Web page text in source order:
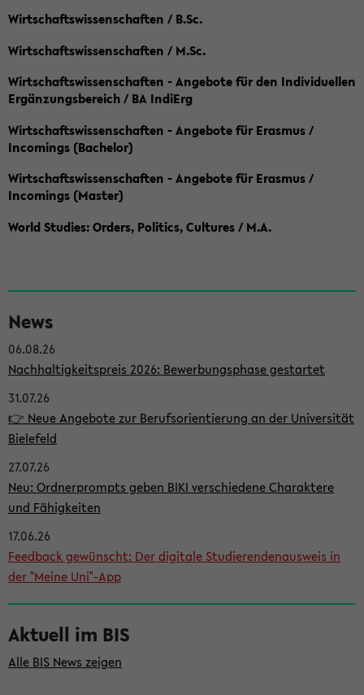
Wirtschaftswissenschaften / B.Sc.
Wirtschaftswissenschaften / M.Sc.
Wirtschaftswissenschaften - Angebote für den Individuellen
Ergänzungsbereich / BA IndiErg
Wirtschaftswissenschaften - Angebote für Erasmus /
Incomings (Bachelor)
Wirtschaftswissenschaften - Angebote für Erasmus /
Incomings (Master)
World Studies: Orders, Politics, Cultures / M.A.
e
i
t
e
n
l
e
i
s
t
e
News
06.08.26
Nachhaltigkeitspreis 2026: Bewerbungsphase gestartet
31.07.26
👉 Neue Angebote zur Berufsorientierung an der Universität
Bielefeld
27.07.26
Neu: Ordnerprompts geben BIKI verschiedene Charaktere
und Fähigkeiten
17.06.26
Feedback gewünscht: Der digitale Studierendenausweis in
der "Meine Uni"-App
Aktuell im BIS
Alle BIS News zeigen